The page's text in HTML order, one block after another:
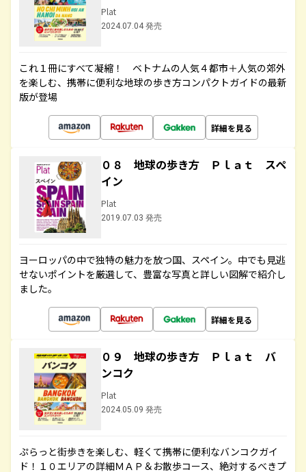
Plat
2024.07.04 発売
これ１冊にすべて凝縮！ ベトナムの人気４都市＋人気の郊外
を楽しむ、携帯に便利な地球の歩き方コンパクトガイドの最新
版が登場
詳細を見る
０８ 地球の歩き方 Ｐｌａｔ スペ
イン
Plat
2019.07.03 発売
ヨーロッパの中で独特の魅力を放つ国、スペイン。中でも見逃
せないポイントを厳選して、豊富な写真と詳しい図解で紹介し
ました。
詳細を見る
０９ 地球の歩き方 Ｐｌａｔ バ
ンコク
Plat
2024.05.09 発売
ぷらっと街歩きを楽しむ、軽くて携帯に便利なバンコクガイ
ド！１０エリアの詳細ＭＡＰ＆お散歩コース、絶対するべきプ